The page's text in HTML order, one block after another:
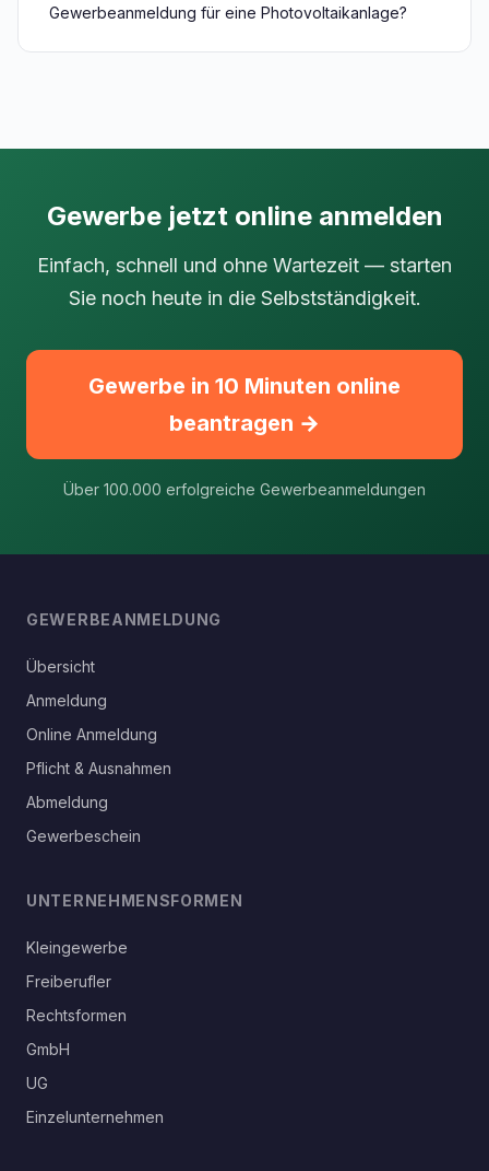
Gewerbeanmeldung für eine Photovoltaikanlage?
Gewerbe jetzt online anmelden
Einfach, schnell und ohne Wartezeit — starten
Sie noch heute in die Selbstständigkeit.
Gewerbe in 10 Minuten online
beantragen →
Über 100.000 erfolgreiche Gewerbeanmeldungen
GEWERBEANMELDUNG
Übersicht
Anmeldung
Online Anmeldung
Pflicht & Ausnahmen
Abmeldung
Gewerbeschein
UNTERNEHMENSFORMEN
Kleingewerbe
Freiberufler
Rechtsformen
GmbH
UG
Einzelunternehmen